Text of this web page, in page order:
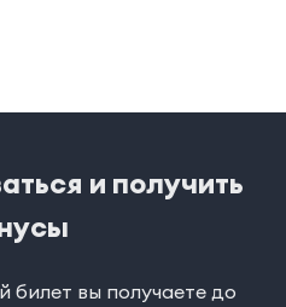
и получить
билет вы получаете до